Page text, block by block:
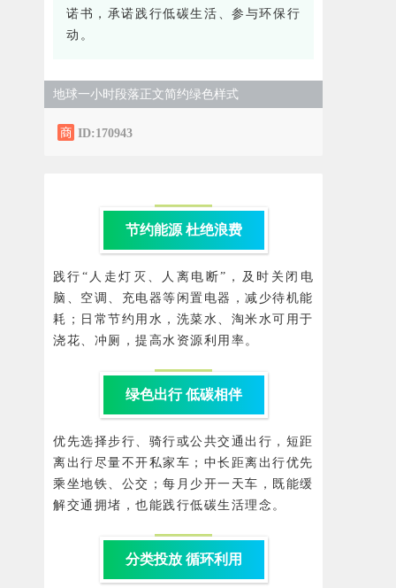
诺书，承诺践行低碳生活、参与环保行
动。
地球一小时段落正文简约绿色样式
ID:170943
节约能源 杜绝浪费
践行“人走灯灭、人离电断”，及时关闭电
脑、空调、充电器等闲置电器，减少待机能
耗；日常节约用水，洗菜水、淘米水可用于
浇花、冲厕，提高水资源利用率。
绿色出行 低碳相伴
优先选择步行、骑行或公共交通出行，短距
离出行尽量不开私家车；中长距离出行优先
乘坐地铁、公交；每月少开一天车，既能缓
解交通拥堵，也能践行低碳生活理念。
分类投放 循环利用